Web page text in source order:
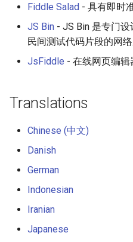
Fiddle Salad - 具有即时
JS Bin - JS Bin 是专门
民间测试代码片段的网
JsFiddle - 在线网页编辑
Translations
Chinese (中文)
Danish
German
Indonesian
Iranian
Japanese